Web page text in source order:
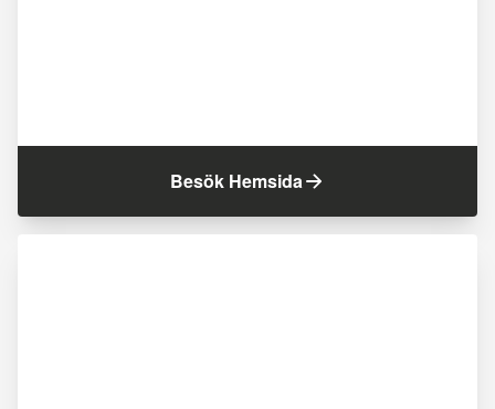
Besök Hemsida